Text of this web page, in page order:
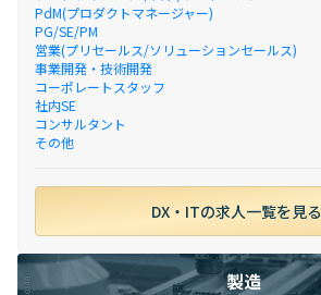
PdM(プロダクトマネージャー)
PG/SE/PM
営業(プリセールス/ソリューションセールス)
事業開発・技術開発
コーポレートスタッフ
社内SE
コンサルタント
その他
DX・ITの求人一覧を見る
製造